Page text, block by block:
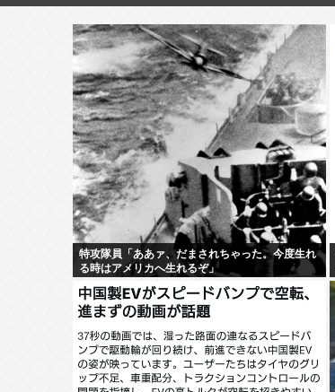
特攻隊員「ああァ、だまされちゃった。今度生れ
る時はアメリカへ生れるぞ」